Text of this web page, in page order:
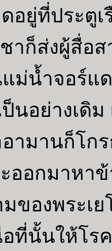
อยู่ที่ประตูเ
าก็ส่งผู้สื่อ
แม่น้ำจอร์
นอย่างเดิ
ามานก็โก
ะออกมาห
ของพระเ
ที่นั้นให้โร